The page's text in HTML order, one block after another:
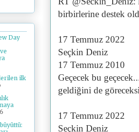
birbirlerine destek
17 Temmuz 2022
Seçkin Deniz
17 Temmuz 2010
Geçecek bu
geldiğini de
17 Temmuz 2022
Seçkin Deniz
Day
ilk